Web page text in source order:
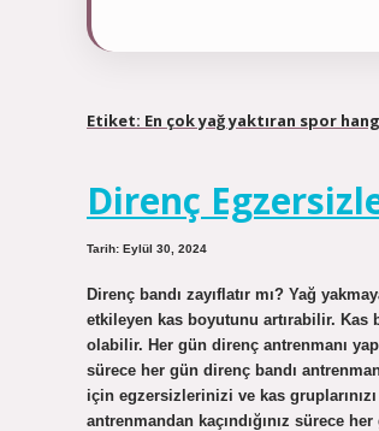
Etiket: En çok yağ yaktıran spor
Direnç
Tarih: Eylül 30, 2024
Direnç bandı zayıflatır mı? Yağ
etkileyen kas boyutunu artırabilir. Kas
olabilir. Her gün direnç antrenmanı
sürece her gün direnç bandı
için egzersizlerinizi ve kas
antrenmandan kaçındığınız sürece